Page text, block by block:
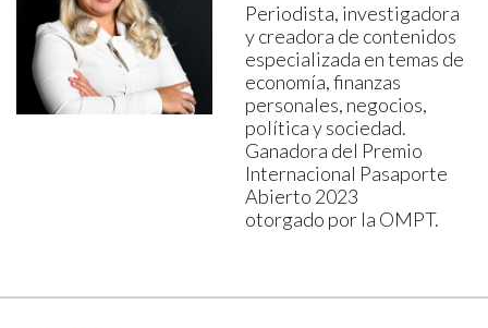
Periodista, investigadora
y creadora de contenidos
especializada en temas de
economía, finanzas
personales, negocios,
política y sociedad.
Ganadora del Premio
Internacional Pasaporte
Abierto 2023
otorgado por la OMPT.